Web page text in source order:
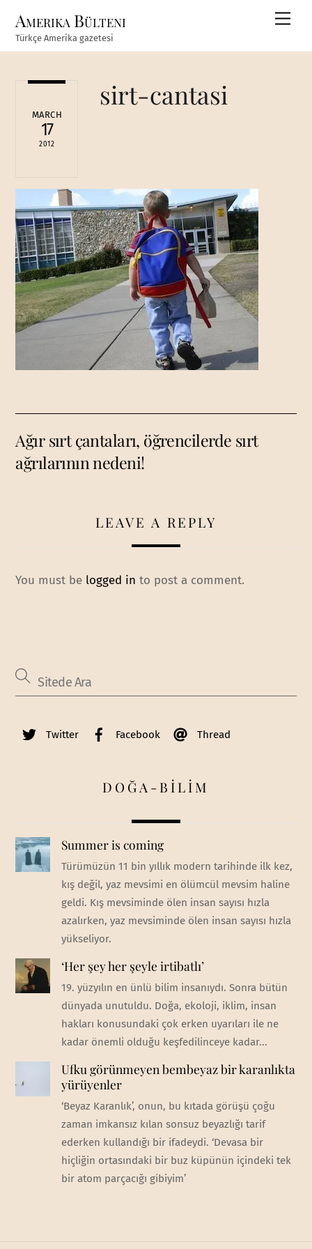
content
Amerika Bülteni
Türkçe Amerika gazetesi
MARCH
17
2012
sirt-cantasi
Ağır sırt çantaları, öğrencilerde sırt
ağrılarının nedeni!
LEAVE A REPLY
You must be logged in to post a comment.
Twitter Facebook Thread
DOĞA-BİLİM
Summer is coming
Türümüzün 11 bin yıllık modern tarihinde ilk kez,
kış değil, yaz mevsimi en ölümcül mevsim haline
geldi. Kış mevsiminde ölen insan sayısı hızla
azalırken, yaz mevsiminde ölen insan sayısı hızla
yükseliyor.
‘Her şey her şeyle irtibatlı’
19. yüzyılın en ünlü bilim insanıydı. Sonra bütün
dünyada unutuldu. Doğa, ekoloji, iklim, insan
hakları konusundaki çok erken uyarıları ile ne
kadar önemli olduğu keşfedilinceye kadar...
Ufku görünmeyen bembeyaz bir karanlıkta
yürüyenler
‘Beyaz Karanlık’, onun, bu kıtada görüşü çoğu
zaman imkansız kılan sonsuz beyazlığı tarif
ederken kullandığı bir ifadeydi. ‘Devasa bir
hiçliğin ortasındaki bir buz küpünün içindeki tek
bir atom parçacığı gibiyim’